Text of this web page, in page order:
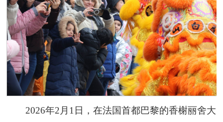
2026年2月1日，在法国首都巴黎的香榭丽舍大